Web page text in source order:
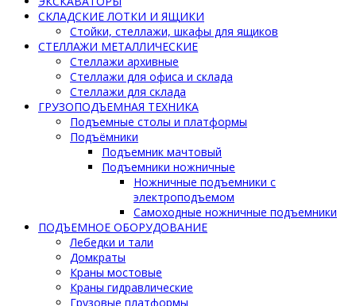
СКЛАДСКИЕ ЛОТКИ И ЯЩИКИ
Стойки, стеллажи, шкафы для ящиков
СТЕЛЛАЖИ МЕТАЛЛИЧЕСКИЕ
Стеллажи архивные
Стеллажи для офиса и склада
Стеллажи для склада
ГРУЗОПОДЪЕМНАЯ ТЕХНИКА
Подъемные столы и платформы
Подъёмники
Подъемник мачтовый
Подъемники ножничные
Ножничные подъемники с
электроподъемом
Самоходные ножничные подъемники
ПОДЪЕМНОЕ ОБОРУДОВАНИЕ
Лебедки и тали
Домкраты
Краны мостовые
Краны гидравлические
Грузовые платформы